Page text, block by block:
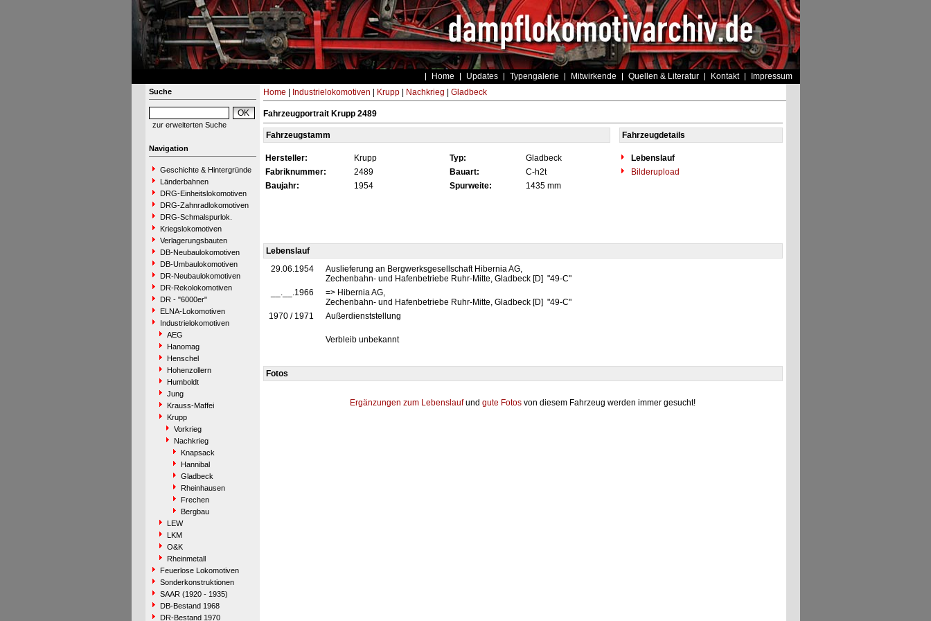
Home Updates Typengalerie Mitwirkende Quellen & Literatur Kontakt Impressum
Suche
zur erweiterten Suche
Navigation
Geschichte & Hintergründe
Länderbahnen
DRG-Einheitslokomotiven
DRG-Zahnradlokomotiven
DRG-Schmalspurlok.
Kriegslokomotiven
Verlagerungsbauten
DB-Neubaulokomotiven
DB-Umbaulokomotiven
DR-Neubaulokomotiven
DR-Rekolokomotiven
DR - "6000er"
ELNA-Lokomotiven
Industrielokomotiven
AEG
Hanomag
Henschel
Hohenzollern
Humboldt
Jung
Krauss-Maffei
Krupp
Vorkrieg
Nachkrieg
Knapsack
Hannibal
Gladbeck
Rheinhausen
Frechen
Bergbau
LEW
LKM
O&K
Rheinmetall
Feuerlose Lokomotiven
Sonderkonstruktionen
SAAR (1920 - 1935)
DB-Bestand 1968
DR-Bestand 1970
Home Industrielokomotiven Krupp| Nachkrieg Gladbeck
Fahrzeugportrait Krupp 2489
Fahrzeugstamm Fahrzeugdetails
Hersteller: Krupp Typ: Gladbeck
Lebenslauf
Fabriknummer:
2489 Bauart: C-h2t
Bilderupload
Baujahr:
1954 Spurweite: 1435 mm
Lebenslauf
29.06.1954
Auslieferung an Bergwerksgesellschaft Hibernia AG,
Zechenbahn- und Hafenbetriebe Ruhr-Mitte, Gladbeck [D] "49-C"
__.__.1966
=> Hibernia AG,
Zechenbahn- und Hafenbetriebe Ruhr-Mitte, Gladbeck [D] "49-C"
1970 / 1971
Außerdienststellung
Verbleib unbekannt
Fotos
Ergänzungen zum Lebenslaufund gute Fotos von diesem Fahrzeug werden immer gesucht!